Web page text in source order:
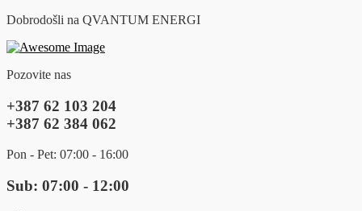
Dobrodošli na QVANTUM ENERGI
Pozovite nas
+387 62 103 204
+387 62 384 062
Pon - Pet: 07:00 - 16:00
Sub: 07:00 - 12:00